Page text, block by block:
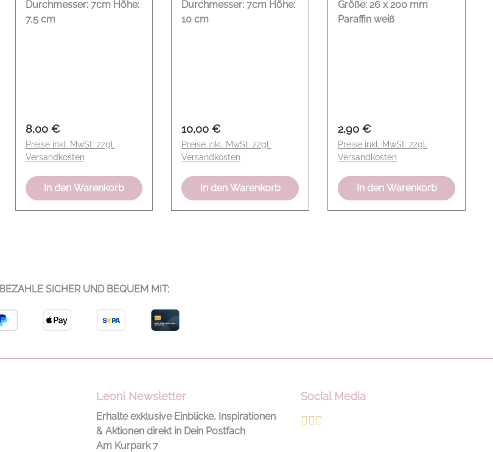
Durchmesser: 7cm Höhe:
7,5 cm
Regulärer Preis:
8,00 €
Preise inkl. MwSt. zzgl.
Versandkosten
In den Warenkorb
Durchmesser: 7cm Höhe:
10 cm
Regulärer Preis:
10,00 €
Preise inkl. MwSt. zzgl.
Versandkosten
In den Warenkorb
Größe: 26 x 200 mm
Paraffin weiß
Regulärer Preis:
2,90 €
Preise inkl. MwSt. zzgl.
Versandkosten
In den Warenkorb
BEZAHLE SICHER UND BEQUEM MIT:
Leoni Newsletter
Erhalte exklusive Einblicke, Inspirationen
& Aktionen direkt in Dein Postfach
Am Kurpark 7
Social Media